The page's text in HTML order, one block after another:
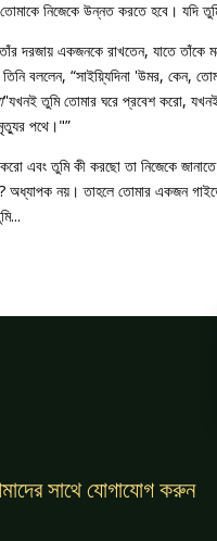
নিজেকে উন্নত করতে হবে। যদি
দরজায় একজনকে রাখতেন, যাতে তাঁকে
বললেন, “সাইয়্যিদিনা 'উমর, কেন,
’'যখনই তুমি তোমার ঘরে প্রবেশ করো,
পথে।"”
এবং তুমি কী করছো তা নিজেকে
অধ্যাপক নয়। তাহলে তোমার
সাথে যোগাযোগ করুন